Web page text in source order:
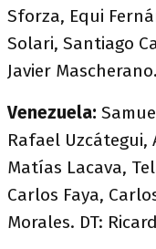
Sforza, Equi
Solari, Santiago
Javier Mascherano.
Venezuela:
Rafael Uzcátegui,
Matías Lacava,
Carlos Faya,
Morales. DT: